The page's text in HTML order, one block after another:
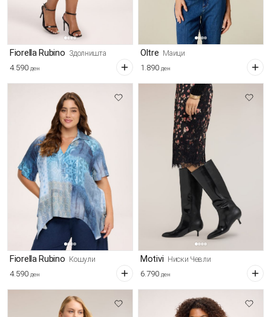
Fiorella Rubino Здолништа
4.590 ден
Oltre Маици
1.890 ден
Fiorella Rubino Кошули
4.590 ден
Motivi Ниски Чевли
6.790 ден